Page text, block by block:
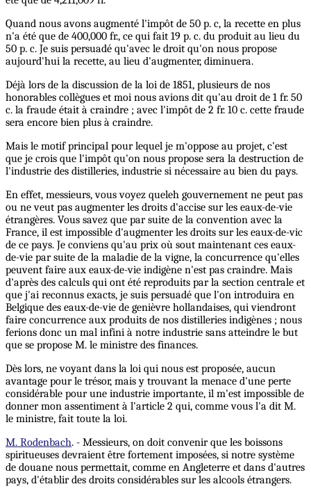
Quand nous avons augmenté l'impôt de 50 p. c, la recette en plus
n'a été que de 400,000 fr., ce qui fait 19 p. c. du produit au lieu du
50 p. c. Je suis persuadé qu'avec le droit qu'on nous propose
aujourd'hui la recette, au lieu d'augmenter, diminuera.
Déjà lors de la discussion de la loi de 1851, plusieurs de nos
honorables collègues et moi nous avions dit qu'au droit de 1 fr. 50
c. la fraude était à craindre ; avec l'impôt de 2 fr. 10 c. cette fraude
sera encore bien plus à craindre.
Mais le motif principal pour lequel je m'oppose au projet, c'est
que je crois que l'impôt qu'on nous propose sera la destruction de
l'industrie des distilleries, industrie si nécessaire au bien du pays.
En effet, messieurs, vous voyez queleh gouvernement ne peut pas
ou ne veut pas augmenter les droits d'accise sur les eaux-de-vie
étrangères. Vous savez que par suite de la convention avec la
France, il est impossible d'augmenter les droits sur les eaux-de-vic
de ce pays. Je conviens qu'au prix où sout maintenant ces eaux-
de-vie par suite de la maladie de la vigne, la concurrence qu'elles
peuvent faire aux eaux-de-vie indigène n'est pas craindre. Mais
d'après des calculs qui ont été reproduits par la section centrale et
que j'ai reconnus exacts, je suis persuadé que l'on introduira en
Belgique des eaux-de-vie de genièvre hollandaises, qui viendront
faire concurrence aux produits de nos distilleries indigènes ; nous
ferions donc un mal infini à notre industrie sans atteindre le but
que se propose M. le ministre des finances.
Dès lors, ne voyant dans la loi qui nous est proposée, aucun
avantage pour le trésor, mais y trouvant la menace d'une perte
considérable pour une industrie importante, il m'est impossible de
donner mon assentiment à l'article 2 qui, comme vous l'a dit M.
le ministre, fait toute la loi.
M. Rodenbach. - Messieurs, on doit convenir que les boissons
spiritueuses devraient être fortement imposées, si notre système
de douane nous permettait, comme en Angleterre et dans d'autres
pays, d'établir des droits considérables sur les alcools étrangers.